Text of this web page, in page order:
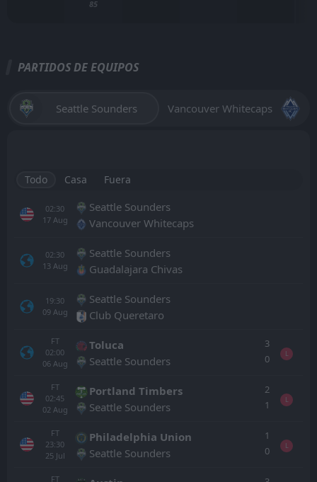
85
PARTIDOS DE EQUIPOS
Seattle Sounders Vancouver Whitecaps
Todo Casa Fuera
02:30
17 Aug
Seattle Sounders
Vancouver Whitecaps
02:30
13 Aug
Seattle Sounders
Guadalajara Chivas
19:30
09 Aug
Seattle Sounders
Club Queretaro
FT
02:00
06 Aug
Toluca
Seattle Sounders
3
0
L
FT
02:45
02 Aug
Portland Timbers
Seattle Sounders
2
1
L
FT
23:30
25 Jul
Philadelphia Union
Seattle Sounders
1
0
L
FT